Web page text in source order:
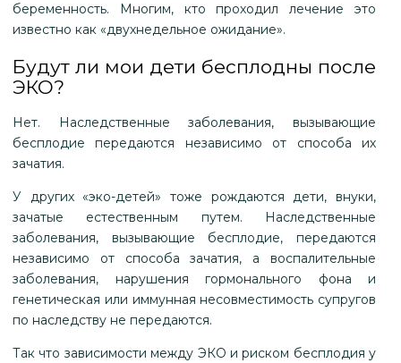
беременность. Многим, кто проходил лечение это
известно как «двухнедельное ожидание».
Будут ли мои дети бесплодны после
ЭКО?
Нет. Наследственные заболевания, вызывающие
бесплодие передаются независимо от способа их
зачатия.
У других «эко-детей» тоже рождаются дети, внуки,
зачатые естественным путем. Наследственные
заболевания, вызывающие бесплодие, передаются
независимо от способа зачатия, а воспалительные
заболевания, нарушения гормонального фона и
генетическая или иммунная несовместимость супругов
по наследству не передаются.
Так что зависимости между ЭКО и риском бесплодия у